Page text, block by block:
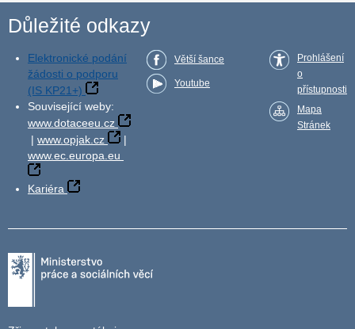
Důležité odkazy
Elektronické podání
žádosti o podporu
(IS KP21+)
Související weby:
www.dotaceeu.cz
| www.opjak.cz
|
www.ec.europa.eu
Kariéra
Větší šance
Youtube
Prohlášení
o
přístupnosti
Mapa
Stránek